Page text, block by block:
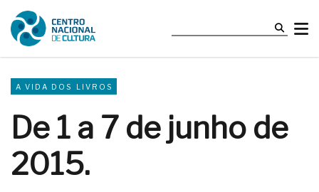
A VIDA DOS LIVROS
De 1 a 7 de junho de
2015.